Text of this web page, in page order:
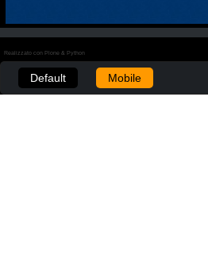
Realizzato con Plone & Python
Default Mobile